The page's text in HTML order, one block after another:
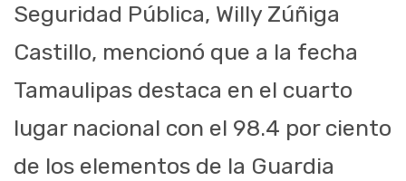
Seguridad Pública, Willy Zúñiga
Castillo, mencionó que a la fecha
Tamaulipas destaca en el cuarto
lugar nacional con el 98.4 por ciento
de los elementos de la Guardia